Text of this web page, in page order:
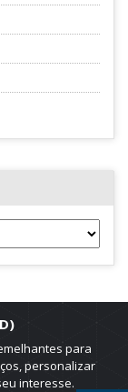
para
personalizar
interesse.